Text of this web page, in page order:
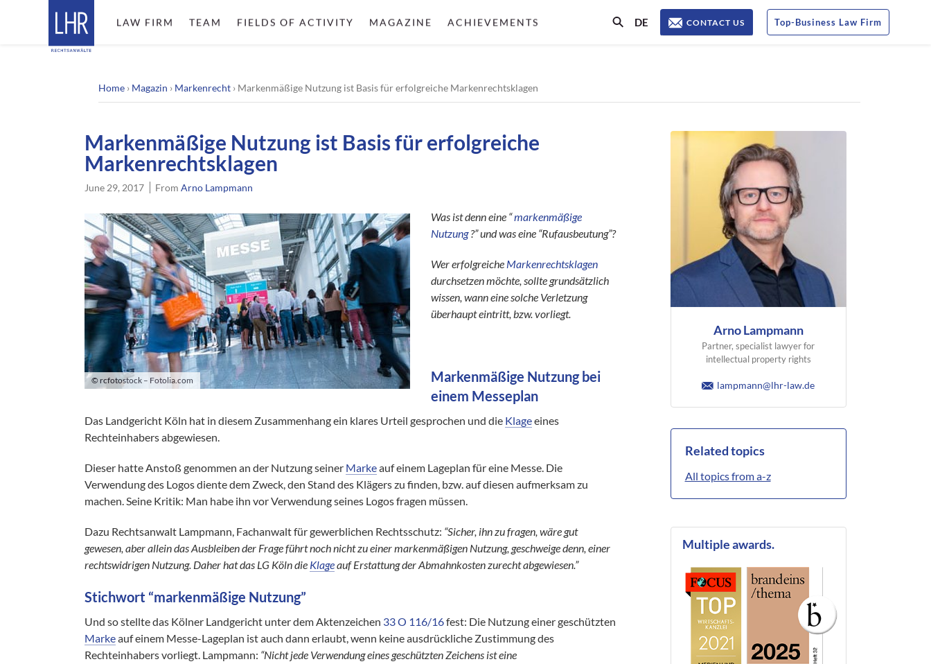
Top-Business Law Firm
CONTACT US
LAW FIRM TEAM FIELDS OF ACTIVITY MAGAZINE ACHIEVEMENTS DE
Home › Magazin › Markenrecht › Markenmäßige Nutzung ist Basis für erfolgreiche Markenrechtsklagen
Markenmäßige Nutzung ist Basis für erfolgreiche
Markenrechtsklagen
June 29, 2017 FromArno Lampmann
© rcfotostock – Fotolia.com
Was ist denn eine “markenmäßige
Nutzung?” und was eine “Rufausbeutung”?
Wer erfolgreiche Markenrechtsklagen
durchsetzen möchte, sollte grundsätzlich
wissen, wann eine solche Verletzung
überhaupt eintritt, bzw. vorliegt.
Markenmäßige Nutzung bei
einem Messeplan
Das Landgericht Köln hat in diesem Zusammenhang ein klares Urteil gesprochen und die Klageeines
Rechteinhabers abgewiesen.
Dieser hatte Anstoß genommen an der Nutzung seiner Markeauf einem Lageplan für eine Messe. Die
Verwendung des Logos diente dem Zweck, den Stand des Klägers zu finden, bzw. auf diesen aufmerksam zu
machen. Seine Kritik: Man habe ihn vor Verwendung seines Logos fragen müssen.
Dazu Rechtsanwalt Lampmann, Fachanwalt für gewerblichen Rechtsschutz: “Sicher, ihn zu fragen, wäre gut
gewesen, aber allein das Ausbleiben der Frage führt noch nicht zu einer markenmäßigen Nutzung, geschweige denn, einer
rechtswidrigen Nutzung. Daher hat das LG Köln die Klageauf Erstattung der Abmahnkosten zurecht abgewiesen.”
Stichwort “markenmäßige Nutzung”
Und so stellte das Kölner Landgericht unter dem Aktenzeichen 33 O 116/16fest: Die Nutzung einer geschützten
Markeauf einem Messe-Lageplan ist auch dann erlaubt, wenn keine ausdrückliche Zustimmung des
Rechteinhabers vorliegt. Lampmann: “Nicht jede Verwendung eines geschützten Zeichens ist eine
Arno Lampmann
Partner, specialist lawyer for
intellectual property rights
lampmann@lhr-law.de
Related topics
All topics from a-z
Multiple awards.